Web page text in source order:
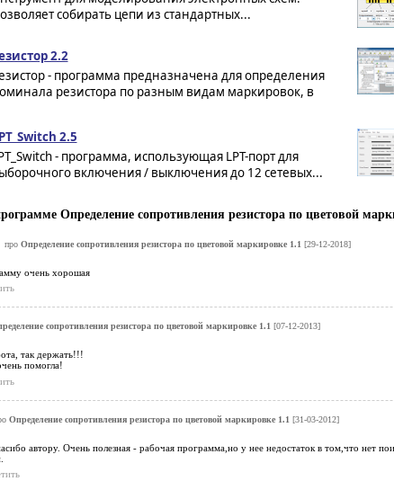
собирать цепи из стандартных...
2.2
- программа предназначена для определения
резистора по разным видам маркировок, в
2.5
- программа, использующая LPT-порт для
включения / выключения до 12 сетевых...
Определение сопротивления резистора по цветовой
про Определение сопротивления резистора по цветовой маркировке 1.1 [29-12-2018]
очень хорошая
сопротивления резистора по цветовой маркировке 1.1[07-12-2013]
так держать!!!
помогла!
Определение сопротивления резистора по цветовой маркировке 1.1 [31-03-2012]
автору. Очень полезная - рабочая программа,но у нее недостаток в том,что нет